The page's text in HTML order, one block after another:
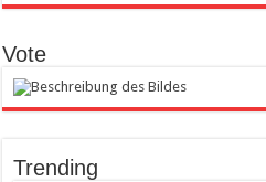
Vote
Trending